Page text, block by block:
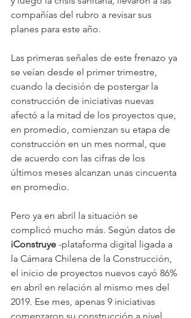
compañías del rubro a revisar sus
planes para este año.
Las primeras señales de este frenazo ya
se veían desde el primer trimestre,
cuando la decisión de postergar la
construcción de iniciativas nuevas
afectó a la mitad de los proyectos que,
en promedio, comienzan su etapa de
construcción en un mes normal, que
de acuerdo con las cifras de los
últimos meses alcanzan unas cincuenta
en promedio.
Pero ya en abril la situación se
complicó mucho más. Según datos de
iConstruye -plataforma digital ligada a
la Cámara Chilena de la Construcción,
el inicio de proyectos nuevos cayó 86%
en abril en relación al mismo mes del
2019. Ese mes, apenas 9 iniciativas